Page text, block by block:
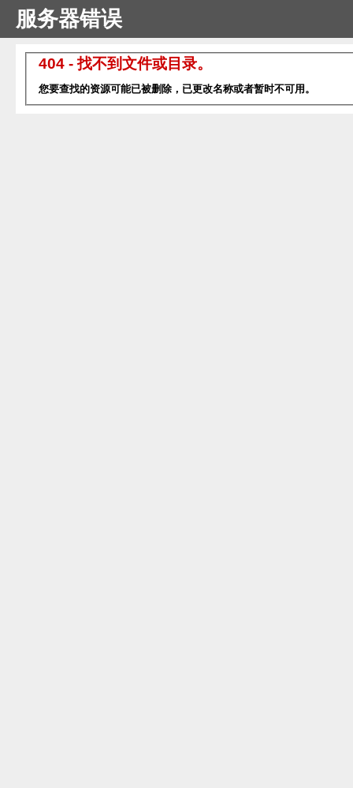
服务器错误
404 - 找不到文件或目录。
您要查找的资源可能已被删除，已更改名称或者暂时不可用。